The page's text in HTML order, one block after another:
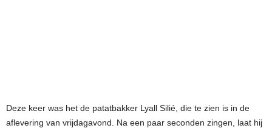
Deze keer was het de patatbakker Lyall Silié, die te zien is in de
aflevering van vrijdagavond. Na een paar seconden zingen, laat hij